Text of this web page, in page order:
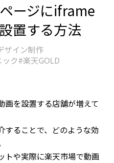
ージにiframe
置する方法
ザイン制作
ク 楽天GOLD
画を設置する店舗が増えて
することで、どのような効
トや実際に楽天市場で動画